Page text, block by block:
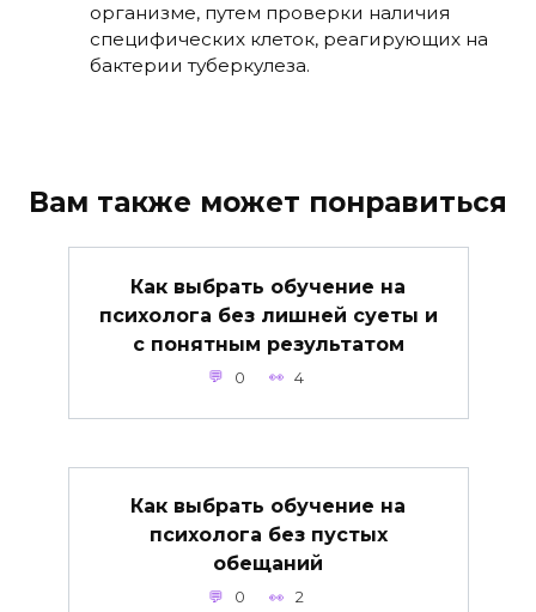
организме, путем проверки наличия
специфических клеток, реагирующих на
бактерии туберкулеза.
Вам также может понравиться
Как выбрать обучение на
психолога без лишней суеты и
с понятным результатом
0 4
Как выбрать обучение на
психолога без пустых
обещаний
0 2